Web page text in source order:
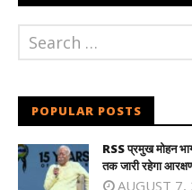
POPULAR POSTS
RSS प्रमुख मोहन
तक जारी रहेगा
AUGUST 7,